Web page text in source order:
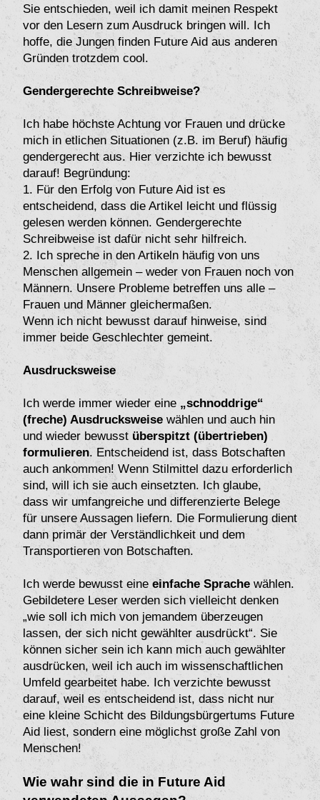
Sie entschieden, weil ich damit meinen Respekt
vor den Lesern zum Ausdruck bringen will. Ich
hoffe, die Jungen finden Future Aid aus anderen
Gründen trotzdem cool.
Gendergerechte Schreibweise?
Ich habe höchste Achtung vor Frauen und drücke
mich in etlichen Situationen (z.B. im Beruf) häufig
gendergerecht aus. Hier verzichte ich bewusst
darauf! Begründung:
1. Für den Erfolg von Future Aid ist es
entscheidend, dass die Artikel leicht und flüssig
gelesen werden können. Gendergerechte
Schreibweise ist dafür nicht sehr hilfreich.
2. Ich spreche in den Artikeln häufig von uns
Menschen allgemein – weder von Frauen noch von
Männern. Unsere Probleme betreffen uns alle –
Frauen und Männer gleichermaßen.
Wenn ich nicht bewusst darauf hinweise, sind
immer beide Geschlechter gemeint.
Ausdrucksweise
Ich werde immer wieder eine „schnoddrige“
(freche) Ausdrucksweisewählen und auch hin
und wieder bewusst überspitzt (übertrieben)
formulieren. Entscheidend ist, dass Botschaften
auch ankommen! Wenn Stilmittel dazu erforderlich
sind, will ich sie auch einsetzten. Ich glaube,
dass wir umfangreiche und differenzierte Belege
für unsere Aussagen liefern. Die Formulierung dient
dann primär der Verständlichkeit und dem
Transportieren von Botschaften.
Ich werde bewusst eine einfache Sprachewählen.
Gebildetere Leser werden sich vielleicht denken
„wie soll ich mich von jemandem überzeugen
lassen, der sich nicht gewählter ausdrückt“. Sie
können sicher sein ich kann mich auch gewählter
ausdrücken, weil ich auch im wissenschaftlichen
Umfeld gearbeitet habe. Ich verzichte bewusst
darauf, weil es entscheidend ist, dass nicht nur
eine kleine Schicht des Bildungsbürgertums Future
Aid liest, sondern eine möglichst große Zahl von
Menschen!
Wie wahr sind die in Future Aid